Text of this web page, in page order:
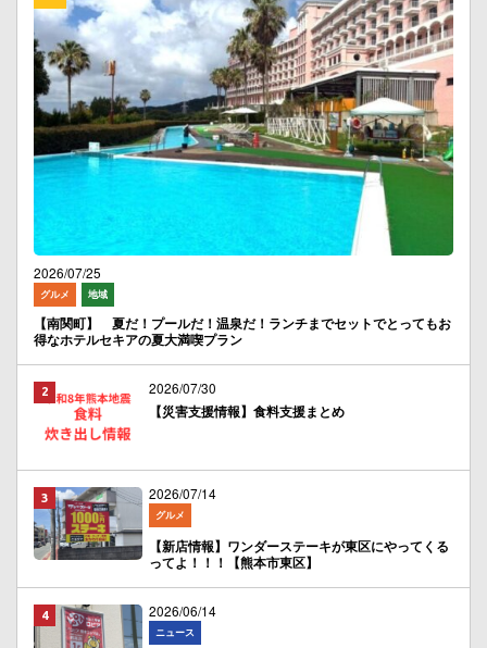
2026/07/25
グルメ 地域
【南関町】 夏だ！プールだ！温泉だ！ランチまでセットでとってもお
得なホテルセキアの夏大満喫プラン
2026/07/30
【災害支援情報】食料支援まとめ
2026/07/14
グルメ
【新店情報】ワンダーステーキが東区にやってくる
ってよ！！！【熊本市東区】
2026/06/14
ニュース